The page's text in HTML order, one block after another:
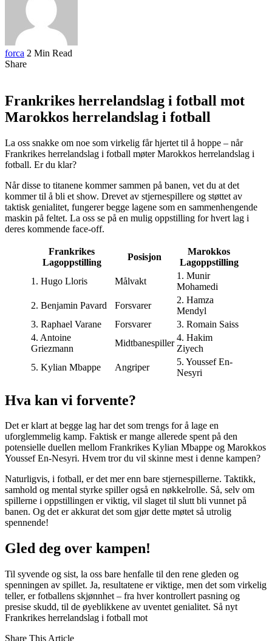
forca 2 Min Read
Share
Frankrikes herrelandslag i fotball mot
Marokkos herrelandslag i fotball
La oss snakke om noe som virkelig får hjertet til å hoppe – når
Frankrikes herrelandslag i fotball møter Marokkos herrelandslag i
fotball. Er du klar?
Når disse to titanene kommer sammen på banen, vet du at det
kommer til å bli et show. Drevet av stjernespillere og støttet av
taktisk genialitet, fungerer begge lagene som en sammenhengende
maskin på feltet. La oss se på en mulig oppstilling for hvert lag i
deres kommende face-off.
Frankrikes
Lagoppstilling
Posisjon
Marokkos
Lagoppstilling
1. Hugo Lloris
Målvakt
1. Munir
Mohamedi
2. Benjamin Pavard
Forsvarer
2. Hamza
Mendyl
3. Raphael Varane
Forsvarer
3. Romain Saiss
4. Antoine
Griezmann
Midtbanespiller
4. Hakim
Ziyech
5. Kylian Mbappe
Angriper
5. Youssef En-
Nesyri
Hva kan vi forvente?
Det er klart at begge lag har det som trengs for å lage en
uforglemmelig kamp. Faktisk er mange allerede spent på den
potensielle duellen mellom Frankrikes Kylian Mbappe og Marokkos
Youssef En-Nesyri. Hvem tror du vil skinne mest i denne kampen?
Naturligvis, i fotball, er det mer enn bare stjernespillerne. Taktikk,
samhold og mental styrke spiller også en nøkkelrolle. Så, selv om
spillerne i oppstillingen er viktig, vil slaget til slutt bli vunnet på
banen. Og det er akkurat det som gjør dette møtet så utrolig
spennende!
Gled deg over kampen!
Til syvende og sist, la oss bare henfalle til den rene gleden og
spenningen av spillet. Ja, resultatene er viktige, men det som virkelig
teller, er fotballens skjønnhet – fra hver kontrollert pasning og
presise skudd, til de øyeblikkene av uventet genialitet. Så nyt
Frankrikes herrelandslag i fotball mot
Share This Article